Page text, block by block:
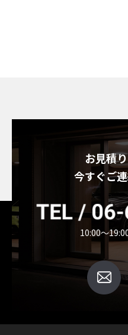
お見積
今すぐご
10:00～